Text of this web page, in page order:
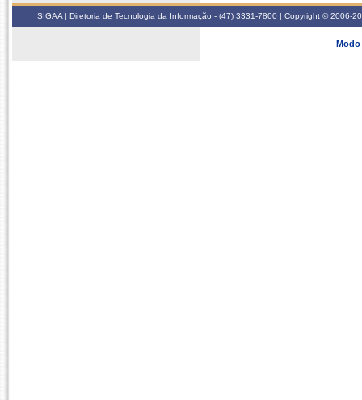
SIGAA | Diretoria de Tecnologia da Informação - (47) 3331-7800 | Copyright © 2006-
Modo